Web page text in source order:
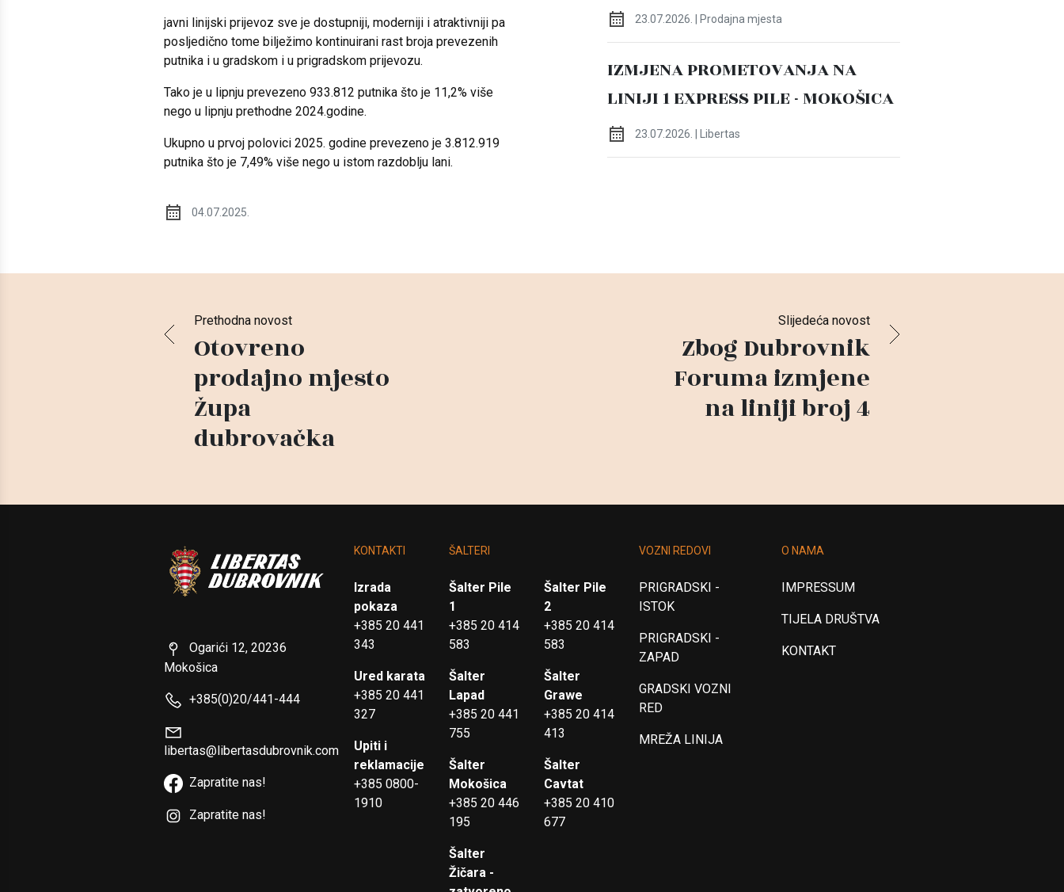
javni linijski prijevoz sve je dostupniji, moderniji i atraktivniji pa
posljedično tome bilježimo kontinuirani rast broja prevezenih
putnika i u gradskom i u prigradskom prijevozu.
Tako je u lipnju prevezeno 933.812 putnika što je 11,2% više
nego u lipnju prethodne 2024.godine.
Ukupno u prvoj polovici 2025. godine prevezeno je 3.812.919
putnika što je 7,49% više nego u istom razdoblju lani.
04.07.2025.
23.07.2026. | Prodajna mjesta
IZMJENA PROMETOVANJA NA
LINIJI 1 EXPRESS PILE - MOKOŠICA
23.07.2026. | Libertas
Prethodna novost
Otovreno
prodajno mjesto
Župa
dubrovačka
Slijedeća novost
Zbog Dubrovnik
Foruma izmjene
na liniji broj 4
Ogarići 12, 20236
Mokošica
+385(0)20/441-444
libertas@libertasdubrovnik.com
Zapratite nas!
Zapratite nas!
KONTAKTI
Izrada
pokaza
+385 20 441
343
Ured karata
+385 20 441
327
Upiti i
reklamacije
+385 0800-
1910
ŠALTERI
Šalter Pile
1
+385 20 414
583
Šalter Pile
2
+385 20 414
583
Šalter
Lapad
+385 20 441
755
Šalter
Grawe
+385 20 414
413
Šalter
Mokošica
+385 20 446
195
Šalter
Cavtat
+385 20 410
677
Šalter
Žičara -
VOZNI REDOVI
PRIGRADSKI -
ISTOK
PRIGRADSKI -
ZAPAD
GRADSKI VOZNI
RED
MREŽA LINIJA
O NAMA
IMPRESSUM
TIJELA DRUŠTVA
KONTAKT